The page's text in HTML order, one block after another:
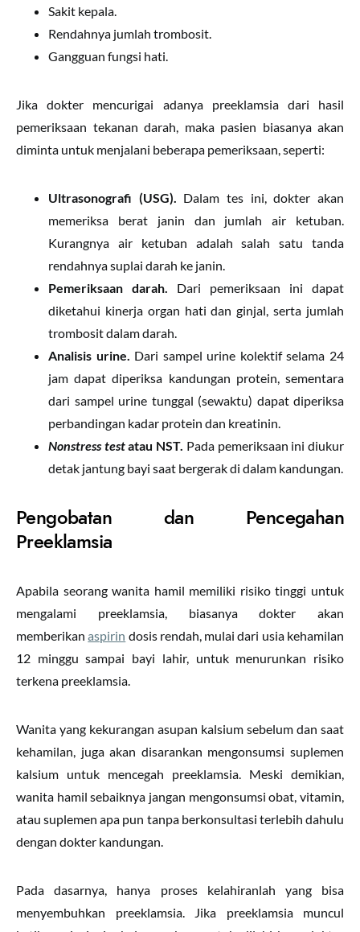
Sakit kepala.
Rendahnya jumlah trombosit.
Gangguan fungsi hati.
Jika dokter mencurigai adanya preeklamsia dari hasil
pemeriksaan tekanan darah, maka pasien biasanya akan
diminta untuk menjalani beberapa pemeriksaan, seperti:
Ultrasonografi (USG). Dalam tes ini, dokter akan
memeriksa berat janin dan jumlah air ketuban.
Kurangnya air ketuban adalah salah satu tanda
rendahnya suplai darah ke janin.
Pemeriksaan darah. Dari pemeriksaan ini dapat
diketahui kinerja organ hati dan ginjal, serta jumlah
trombosit dalam darah.
Analisis urine. Dari sampel urine kolektif selama 24
jam dapat diperiksa kandungan protein, sementara
dari sampel urine tunggal (sewaktu) dapat diperiksa
perbandingan kadar protein dan kreatinin.
Nonstress testatau NST. Pada pemeriksaan ini diukur
detak jantung bayi saat bergerak di dalam kandungan.
Pengobatan dan Pencegahan
Preeklamsia
Apabila seorang wanita hamil memiliki risiko tinggi untuk
mengalami preeklamsia, biasanya dokter akan
memberikanaspirin dosis rendah, mulai dari usia kehamilan
12 minggu sampai bayi lahir, untuk menurunkan risiko
terkena preeklamsia.
Wanita yang kekurangan asupan kalsium sebelum dan saat
kehamilan, juga akan disarankan mengonsumsi suplemen
kalsium untuk mencegah preeklamsia. Meski demikian,
wanita hamil sebaiknya jangan mengonsumsi obat, vitamin,
atau suplemen apa pun tanpa berkonsultasi terlebih dahulu
dengan dokter kandungan.
Pada dasarnya, hanya proses kelahiranlah yang bisa
menyembuhkan preeklamsia. Jika preeklamsia muncul